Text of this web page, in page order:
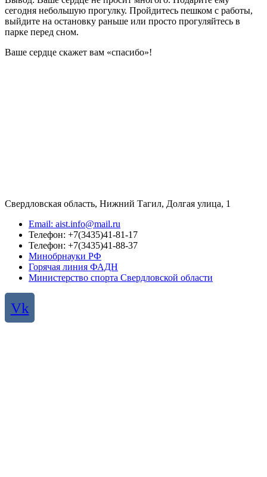
сегодня небольшую прогулку. Пройдитесь пешком с работы,
выйдите на остановку раньше или просто прогуляйтесь в
парке перед сном.
Ваше сердце скажет вам «спасибо»!
Свердловская область, Нижний Тагил, Долгая улица, 1
Email: aist.info@mail.ru
Телефон: +7(3435)41-81-17
Телефон: +7(3435)41-88-37
Минобрнауки РФ
Горячая линия ФАДН
Министерство спорта Свердловской области
Vk